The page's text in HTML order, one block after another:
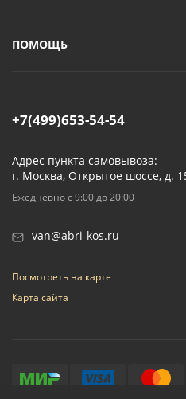
ПОМОЩЬ
+7(499)653-54-54
Адрес пункта самовывоза:
г. Москва, Открытое шоссе, д.
Ежедневно с 9:00 до 20:00
van@abri-kos.ru
Посмотреть на карте
Карта сайта